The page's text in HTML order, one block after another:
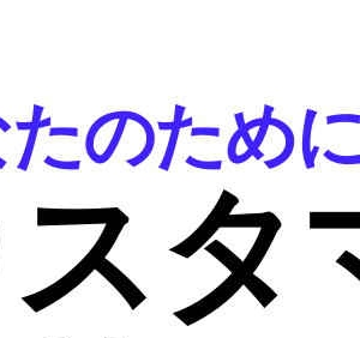
のため
タ